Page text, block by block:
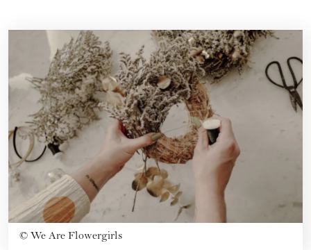
© We Are Flowergirls